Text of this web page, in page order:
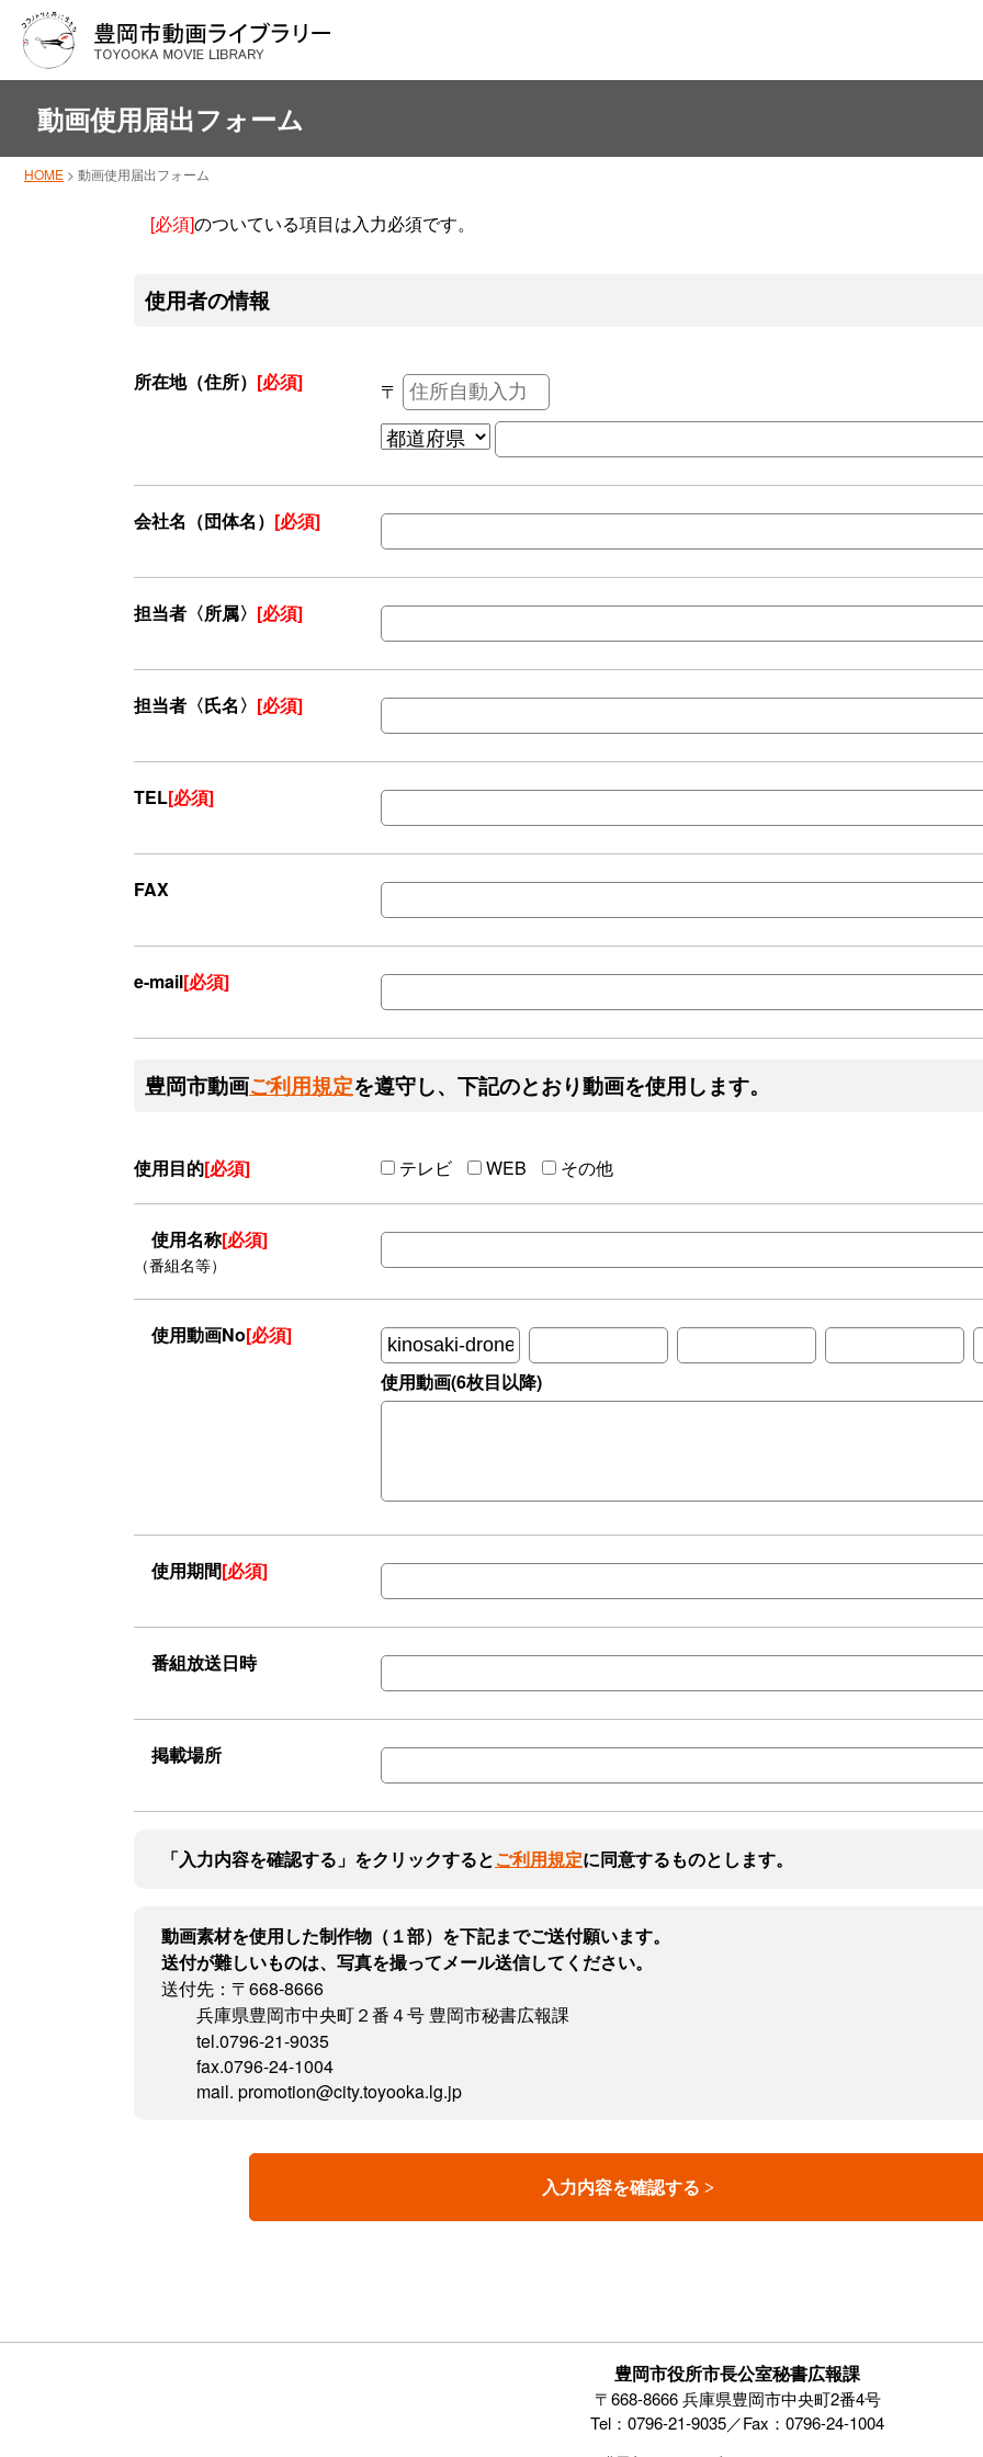
動画使用届出フォーム
HOME > 動画使用届出フォーム
[必須]のついている項目は入力必須です。
使用者の情報
所在地（住所） [必須] 〒
会社名（団体名） [必須]
担当者〈所属〉 [必須]
担当者〈氏名〉 [必須]
TEL[必須]
FAX
e-mail[必須]
豊岡市動画ご利用規定を遵守し、下記のとおり動画を使用します。
使用目的[必須] テレビ WEB その他
使用名称[必須]
（番組名等）
使用動画No[必須]
使用動画(6枚目以降)
使用期間[必須]
番組放送日時
掲載場所
「入力内容を確認する」をクリックするとご利用規定に同意するものとします。
動画素材を使用した制作物（１部）を下記までご送付願います。
送付が難しいものは、写真を撮ってメール送信してください。
送付先：〒668-8666
兵庫県豊岡市中央町２番４号 豊岡市秘書広報課
tel.0796-21-9035
fax.0796-24-1004
mail. promotion@city.toyooka.lg.jp
豊岡市役所市長公室秘書広報課
〒668-8666 兵庫県豊岡市中央町2番4号
Tel：0796-21-9035／Fax：0796-24-1004